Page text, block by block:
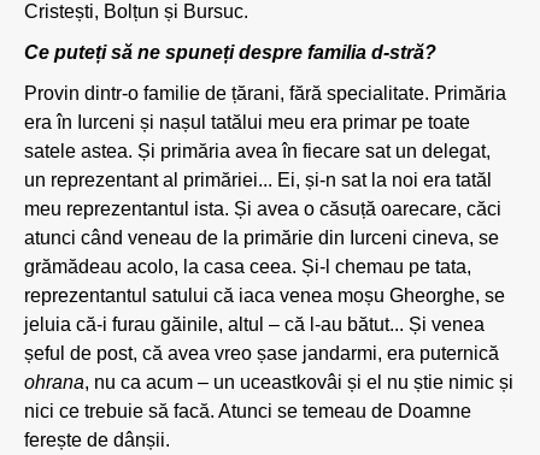
Cristești, Bolțun și Bursuc.
Ce puteți să ne spuneți despre familia d-stră?
Provin dintr-o familie de țărani, fără specialitate. Primăria
era în Iurceni și nașul tatălui meu era primar pe toate
satele astea. Și primăria avea în fiecare sat un delegat,
un reprezentant al primăriei... Ei, și-n sat la noi era tatăl
meu reprezentantul ista. Și avea o căsuță oarecare, căci
atunci când veneau de la primărie din Iurceni cineva, se
grămădeau acolo, la casa ceea. Și-l chemau pe tata,
reprezentantul satului că iaca venea moșu Gheorghe, se
jeluia că-i furau găinile, altul – că l-au bătut... Și venea
șeful de post, că avea vreo șase jandarmi, era puternică
ohrana, nu ca acum – un uceastkovâi și el nu știe nimic și
nici ce trebuie să facă. Atunci se temeau de Doamne
ferește de dânșii.